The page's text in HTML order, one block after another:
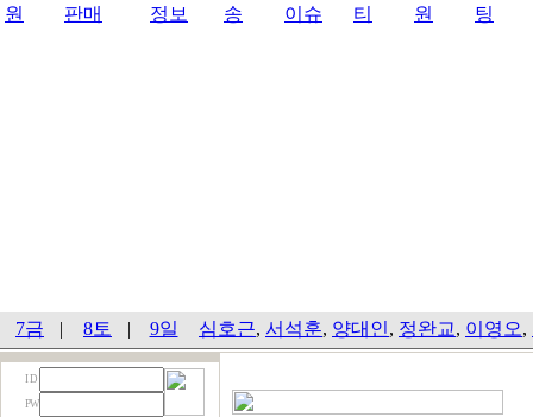
원
판매
정보
송
이슈
티
원
팅
7금 | 8토 | 9일 심호근, 서석훈, 양대인, 정완교, 이영오,
I D
PW